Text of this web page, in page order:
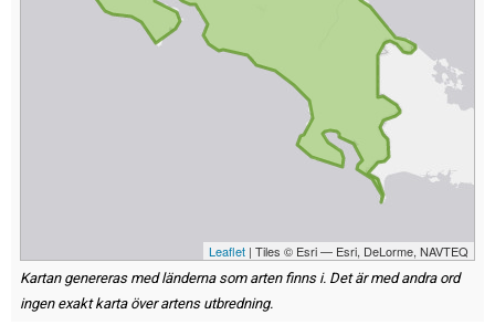
Leaflet | Tiles © Esri — Esri, DeLorme, NAVTEQ
Kartan genereras med länderna som arten finns i. Det är med andra ord
ingen exakt karta över artens utbredning.